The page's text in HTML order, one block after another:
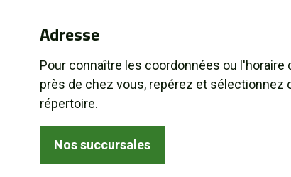
Adresse
Pour connaître les coordonnées ou l'horaire
près de chez vous, repérez et sélectionnez
répertoire.
Nos succursales
Actualités
Nous joindre